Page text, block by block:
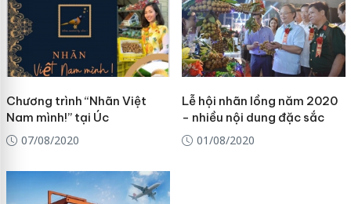
Chương trình “Nhãn Việt
Nam mình!” tại Úc
07/08/2020
Lễ hội nhãn lồng năm 2020
- nhiều nội dung đặc sắc
01/08/2020